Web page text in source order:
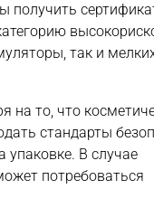
так и
на то, что
стандарты
В случае
потребоваться